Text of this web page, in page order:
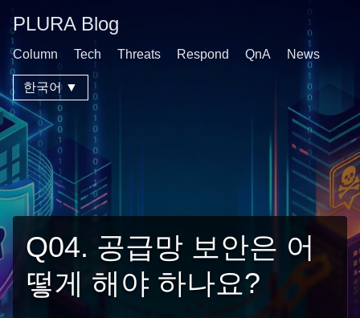
PLURA Blog
Column Tech Threats Respond QnA News
한국어 ▼
Q04. 공급망 보안은 어
떻게 해야 하나요?